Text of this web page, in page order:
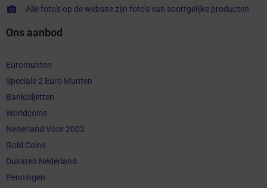
Alle foto’s op de website zijn foto’s van soortgelijke producten
Ons aanbod
Euromunten
Speciale 2 Euro Munten
Bankbiljetten
Worldcoins
Nederland Voor 2002
Gold Coins
Dukaten Nederland
Penningen